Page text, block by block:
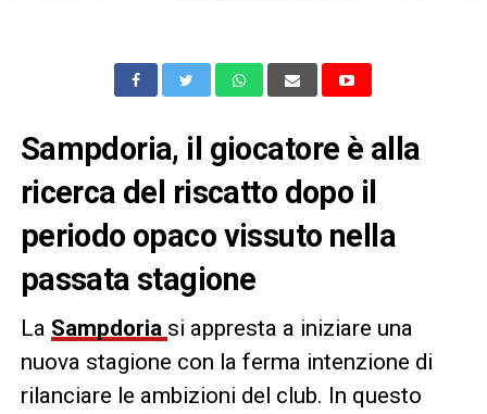
Sampdoria, il giocatore è alla
ricerca del riscatto dopo il
periodo opaco vissuto nella
passata stagione
La Sampdoria si appresta a iniziare una
nuova stagione con la ferma intenzione di
rilanciare le ambizioni del club. In questo